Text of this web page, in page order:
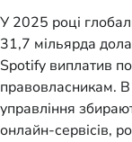
У 2025 році
31,7 мільярда
Spotify виплатив
правовласникам. В
управління
онлайн-сервісів,